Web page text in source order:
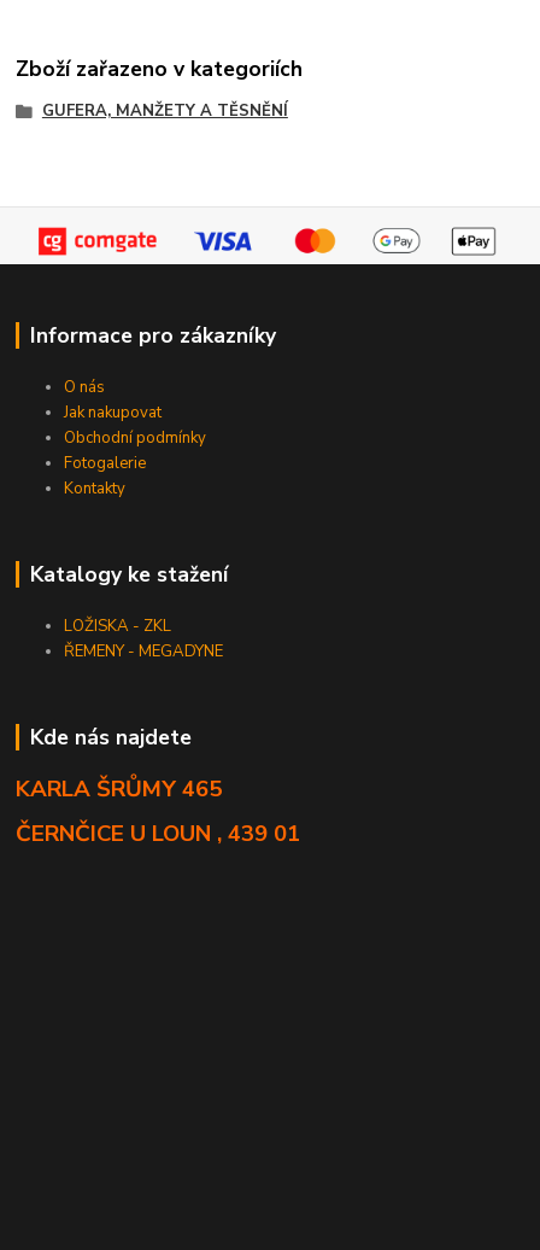
Zboží zařazeno v kategoriích
GUFERA, MANŽETY A TĚSNĚNÍ
Informace pro zákazníky
O nás
Jak nakupovat
Obchodní podmínky
Fotogalerie
Kontakty
Katalogy ke stažení
LOŽISKA - ZKL
ŘEMENY - MEGADYNE
Kde nás najdete
KARLA ŠRŮMY 465
ČERNČICE U LOUN , 439 01